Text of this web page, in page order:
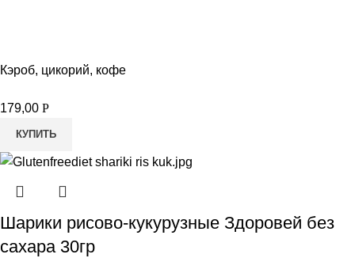
Кэроб, цикорий, кофе
179,00 Р
КУПИТЬ
Шарики рисово-кукурузные Здоровей без
сахара 30гр